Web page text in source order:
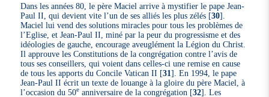
Dans les années 80, le père Maciel arrive à mystifier le pape Jean-
Paul II, qui devient vite l’un de ses alliés les plus zélés [30]
Maciel lui vend des solutions miracles pour tous les problèmes de
l’Eglise, et Jean-Paul II, miné par la peur du progressisme et des
idéologies de gauche, encourage aveuglément la Légion du Christ.
Il approuve les Constitutions de la congrégation contre l’avis de
tous ses conseillers, qui voient dans celles-ci une remise en cause
de tous les apports du Concile Vatican II [31] . En 1994, le pape
Jean-Paul II écrit un texte de louange à la gloire du père Maciel, à
l’occasion du 50e anniversaire de la congrégation [32] . Les